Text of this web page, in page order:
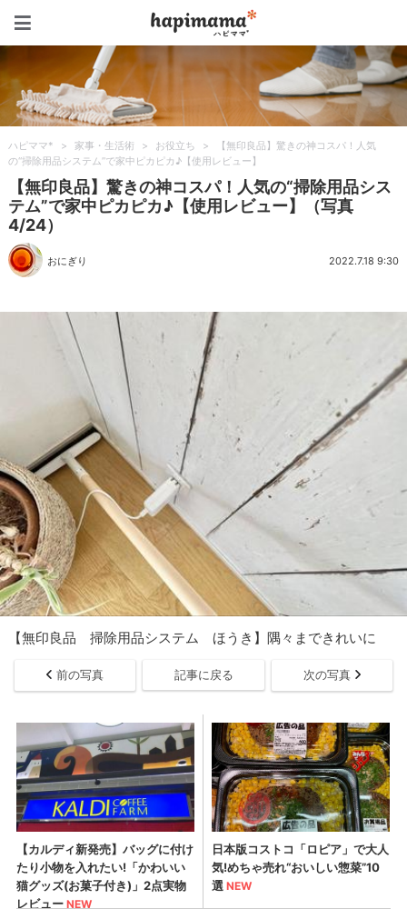
ハピママ* > 家事・生活術 > お役立ち >
【無印良品】驚きの神コスパ！人気
の“掃除用品システム”で家中ピカピカ♪【使用レビュー】
【無印良品】驚きの神コスパ！人気の“掃除用品シス
テム”で家中ピカピカ♪【使用レビュー】（写真
4/24）
おにぎり 2022.7.18 9:30
【無印良品 掃除用品システム ほうき】隅々まできれいに
前の写真 記事に戻る 次の写真